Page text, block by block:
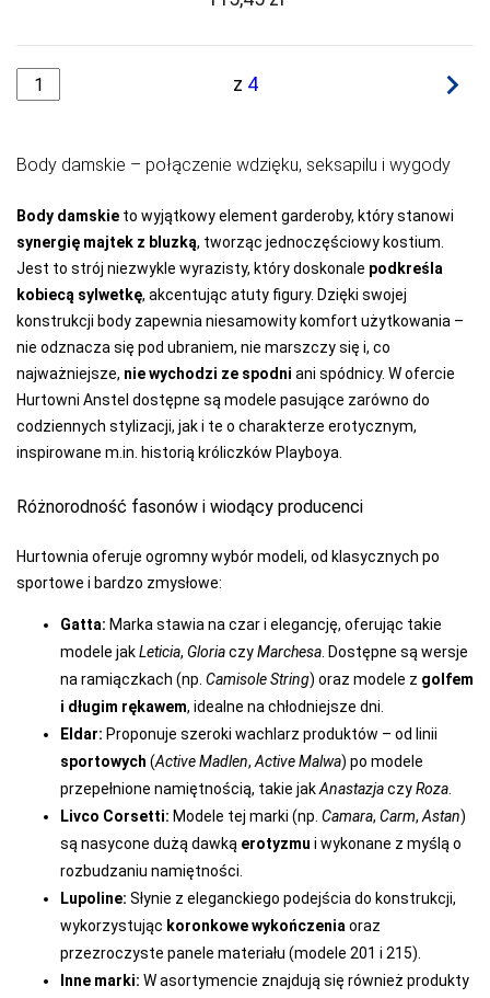
z 4 navigate_next
Body damskie – połączenie wdzięku, seksapilu i wygody
Body damskie to wyjątkowy element garderoby, który stanowi
synergię majtek z bluzką, tworząc jednoczęściowy kostium.
Jest to strój niezwykle wyrazisty, który doskonale podkreśla
kobiecą sylwetkę, akcentując atuty figury. Dzięki swojej
konstrukcji body zapewnia niesamowity komfort użytkowania –
nie odznacza się pod ubraniem, nie marszczy się i, co
najważniejsze, nie wychodzi ze spodni ani spódnicy. W ofercie
Hurtowni Anstel dostępne są modele pasujące zarówno do
codziennych stylizacji, jak i te o charakterze erotycznym,
inspirowane m.in. historią króliczków Playboya.
Różnorodność fasonów i wiodący producenci
Hurtownia oferuje ogromny wybór modeli, od klasycznych po
sportowe i bardzo zmysłowe:
Gatta: Marka stawia na czar i elegancję, oferując takie
modele jakLeticia, GloriaczyMarchesa . Dostępne są wersje
na ramiączkach (np. Camisole String) oraz modele z golfem
i długim rękawem, idealne na chłodniejsze dni.
Eldar: Proponuje szeroki wachlarz produktów – od linii
sportowych (Active Madlen, Active Malwa) po modele
przepełnione namiętnością, takie jakAnastazjaczyRoza
Livco Corsetti: Modele tej marki (np. Camara, Carm, Astan)
są nasycone dużą dawką erotyzmu i wykonane z myślą o
rozbudzaniu namiętności.
Lupoline: Słynie z eleganckiego podejścia do konstrukcji,
wykorzystując koronkowe wykończenia oraz
przezroczyste panele materiału (modele 201 i 215).
Inne marki: W asortymencie znajdują się również produkty